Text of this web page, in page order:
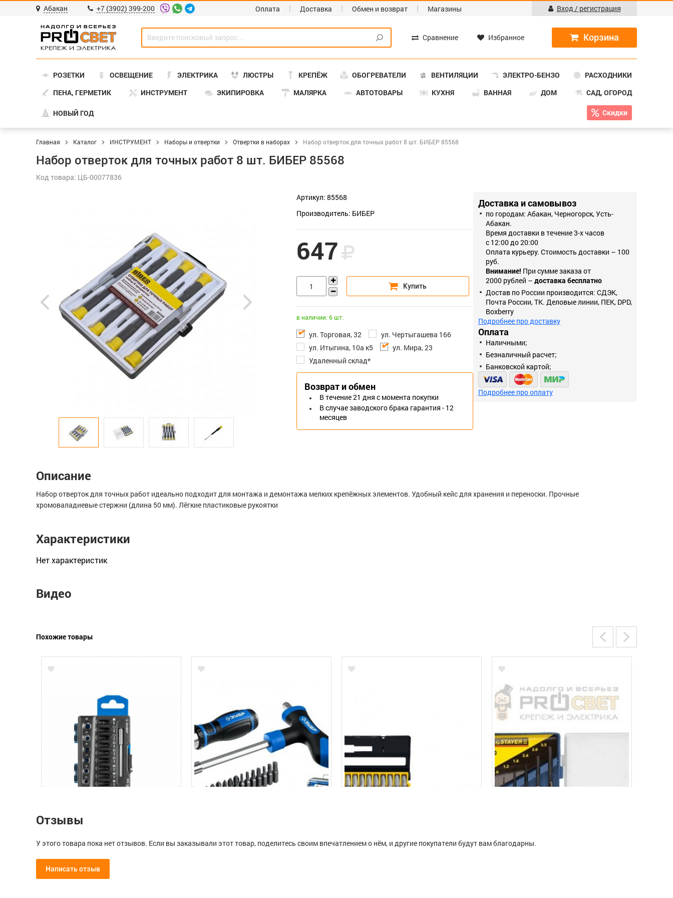
Абакан +7 (3902) 399-200 Оплата Доставка Обмен и возврат Магазины Вход / регистрация
Сравнение Избранное
РОЗЕТКИ ОСВЕЩЕНИЕ ЭЛЕКТРИКА ЛЮСТРЫ КРЕПЁЖ ОБОГРЕВАТЕЛИ ВЕНТИЛЯЦИИ ЭЛЕКТРО-БЕНЗО
РАСХОДНИКИ
ПЕНА, ГЕРМЕТИК
ИНСТРУМЕНТ ЭКИПИРОВКА МАЛЯРКА АВТОТОВАРЫ КУХНЯ ВАННАЯ ДОМ САД, ОГОРОД
НОВЫЙ ГОД Скидки
Главная Каталог ИНСТРУМЕНТ Наборы и отвертки Отвертки в наборах Набор отверток для точных работ 8 шт. БИБЕР 85568
Набор отверток для точных работ 8 шт. БИБЕР 85568
Код товара: ЦБ-00077836
Артикул: 85568
Производитель: БИБЕР
647
в наличии: 6 шт.
ул. Торговая, 32
ул. Чертыгашева 166
ул. Итыгина, 10а к5
ул. Мира, 23
Удаленный склад*
Возврат и обмен
В течение 21 дня с момента покупки
В случае заводского брака гарантия - 12
месяцев
Доставка и самовывоз
по городам: Абакан, Черногорск, Усть-
Абакан.
Время доставки в течение 3-х часов
с 12:00 до 20:00
Оплата курьеру. Стоимость доставки – 100
руб.
Внимание! При сумме заказа от
2000 рублей – доставка бесплатно
Достав по России производится: СДЭК,
Почта России, ТК. Деловые линии, ПЕК, DPD,
Boxberry
Подробнее про доставку
Оплата
Наличными;
Безналичный расчет;
Банковской картой;
Подробнее про оплату
Описание
Набор отверток для точных работ идеально подходит для монтажа и демонтажа мелких крепёжных элементов. Удобный кейс для хранения и переноски. Прочные
хромоваладиевые стержни (длина 50 мм). Лёгкие пластиковые рукоятки
Характеристики
Нет xарактеристик
Видео
Похожие товары
Отзывы
У этого товара пока нет отзывов. Если вы заказывали этот товар, поделитесь своим впечатлением о нём, и другие покупатели будут вам благодарны.
Написать отзыв